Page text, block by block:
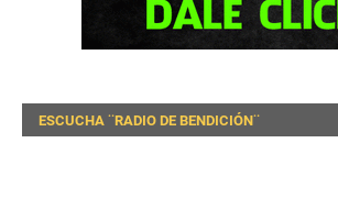
ESCUCHA ¨RADIO DE BENDICIÓN¨